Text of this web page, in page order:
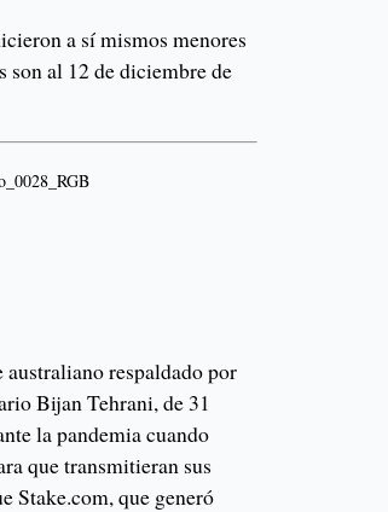
a sí mismos menores
son al 12 de diciembre de
respaldado por
Bijan Tehrani, de 31
la pandemia cuando
que transmitieran sus
Stake.com, que generó